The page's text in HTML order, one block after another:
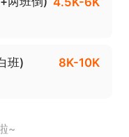
班) 8K-10K
~